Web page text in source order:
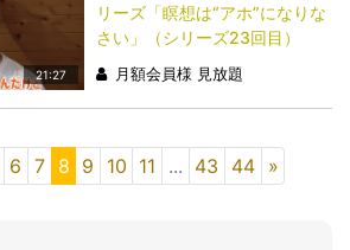
21:27
リーズ「瞑想は“アホ”になりな
さい」（シリーズ23回目）
月額会員様 見放題
6 7 8 9 10 11 ... 43 44 »